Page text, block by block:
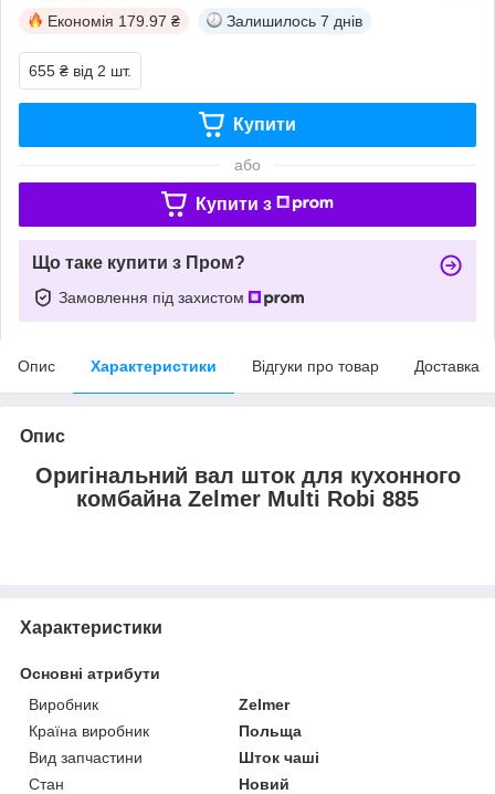
Економія 179.97 ₴ Залишилось 7 днів
655 ₴ від 2 шт.
Купити
або
Купити з
Що таке купити з Пром?
Замовлення під захистом
Опис Характеристики Відгуки про товар Доставка
Опис
Оригінальний вал шток для кухонного
комбайна Zelmer Multi Robi 885
Характеристики
Основні атрибути
Виробник
Zelmer
Країна виробник
Польща
Вид запчастини
Шток чаші
Стан
Новий